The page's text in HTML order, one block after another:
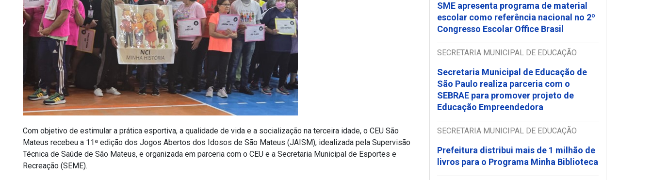
Com objetivo de estimular a prática esportiva, a qualidade de vida e a socialização na terceira idade, o CEU São
Mateus recebeu a 11ª edição dos Jogos Abertos dos Idosos de São Mateus (JAISM), idealizada pela Supervisão
Técnica de Saúde de São Mateus, e organizada em parceria com o CEU e a Secretaria Municipal de Esportes e
Recreação (SEME).
SME apresenta programa de material
escolar como referência nacional no 2º
Congresso Escolar Office Brasil
SECRETARIA MUNICIPAL DE EDUCAÇÃO
Secretaria Municipal de Educação de
São Paulo realiza parceria com o
SEBRAE para promover projeto de
Educação Empreendedora
SECRETARIA MUNICIPAL DE EDUCAÇÃO
Prefeitura distribui mais de 1 milhão de
livros para o Programa Minha Biblioteca